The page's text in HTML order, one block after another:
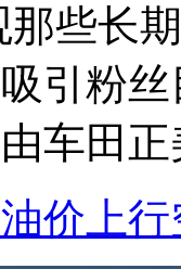
些长
引粉
车田正
价上